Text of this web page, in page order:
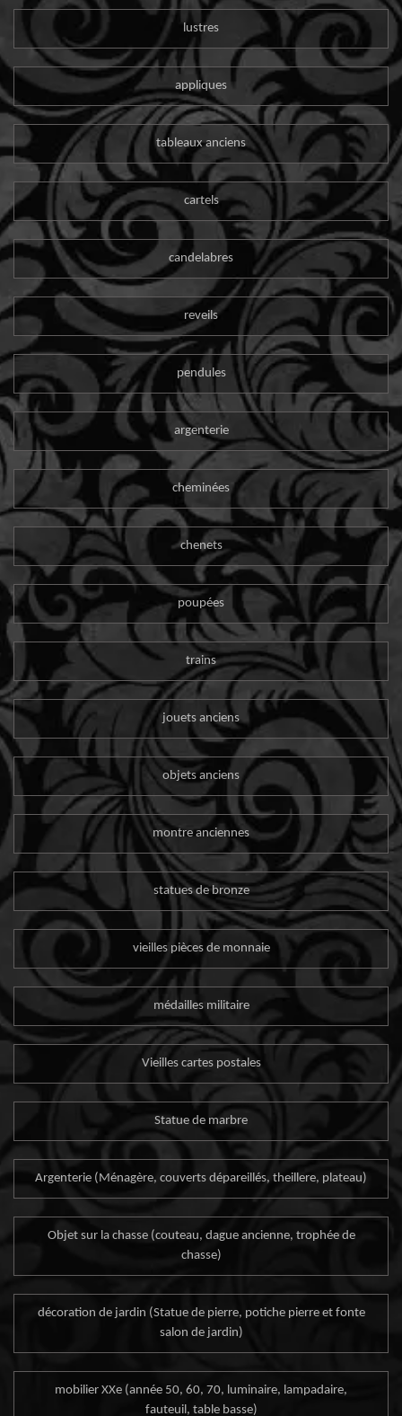
lustres
appliques
tableaux anciens
cartels
candelabres
reveils
pendules
argenterie
cheminées
chenets
poupées
trains
jouets anciens
objets anciens
montre anciennes
statues de bronze
vieilles pièces de monnaie
médailles militaire
Vieilles cartes postales
Statue de marbre
Argenterie (Ménagère, couverts dépareillés, theillere, plateau)
Objet sur la chasse (couteau, dague ancienne, trophée de
chasse)
décoration de jardin (Statue de pierre, potiche pierre et fonte
salon de jardin)
mobilier XXe (année 50, 60, 70, luminaire, lampadaire,
fauteuil, table basse)